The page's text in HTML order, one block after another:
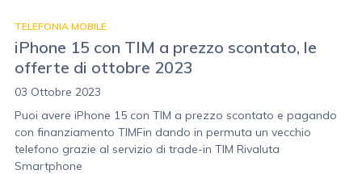
TELEFONIA MOBILE
iPhone 15 con TIM a prezzo scontato, le
offerte di ottobre 2023
03 Ottobre 2023
Puoi avere iPhone 15 con TIM a prezzo scontato e pagando
con finanziamento TIMFin dando in permuta un vecchio
telefono grazie al servizio di trade-in TIM Rivaluta
Smartphone